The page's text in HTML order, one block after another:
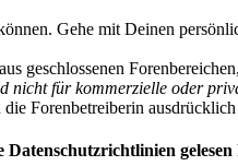
Gehe mit Deinen
geschlossenen
nicht für kommerzielle oder
Forenbetreiberin